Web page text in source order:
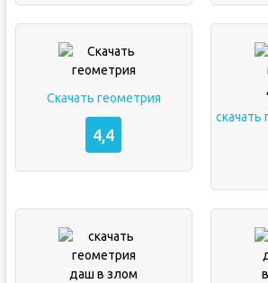
Скачать геометрия
4,4